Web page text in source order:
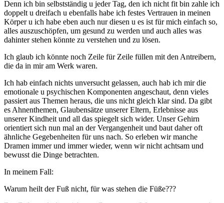
Denn ich bin selbstständig u jeder Tag, den ich nicht fit bin zahle ich
doppelt u dreifach u ebenfalls habe ich festes Vertrauen in meinen
Körper u ich habe eben auch nur diesen u es ist für mich einfach so,
alles auszuschöpfen, um gesund zu werden und auch alles was
dahinter stehen könnte zu verstehen und zu lösen.
Ich glaub ich könnte noch Zeile für Zeile füllen mit den Antreibern,
die da in mir am Werk waren.
Ich hab einfach nichts unversucht gelassen, auch hab ich mir die
emotionale u psychischen Komponenten angeschaut, denn vieles
passiert aus Themen heraus, die uns nicht gleich klar sind. Da gibt
es Ahnenthemen, Glaubensätze unserer Eltern, Erlebnisse aus
unserer Kindheit und all das spiegelt sich wider. Unser Gehirn
orientiert sich nun mal an der Vergangenheit und baut daher oft
ähnliche Gegebenheiten für uns nach. So erleben wir manche
Dramen immer und immer wieder, wenn wir nicht achtsam und
bewusst die Dinge betrachten.
In meinem Fall:
Warum heilt der Fuß nicht, für was stehen die Füße???